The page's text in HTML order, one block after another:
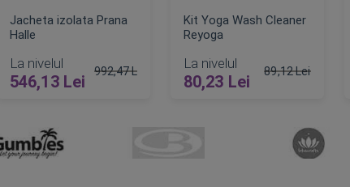
Jacheta izolata Prana
Halle
La nivelul
546,13 Lei
992,47 Lei
Kit Yoga Wash Cleaner
Reyoga
La nivelul
80,23 Lei
89,12 Lei